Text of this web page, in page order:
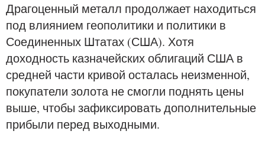
Драгоценный металл продолжает находиться
под влиянием геополитики и политики в
Соединенных Штатах (США). Хотя
доходность казначейских облигаций США в
средней части кривой осталась неизменной,
покупатели золота не смогли поднять цены
выше, чтобы зафиксировать дополнительные
прибыли перед выходными.